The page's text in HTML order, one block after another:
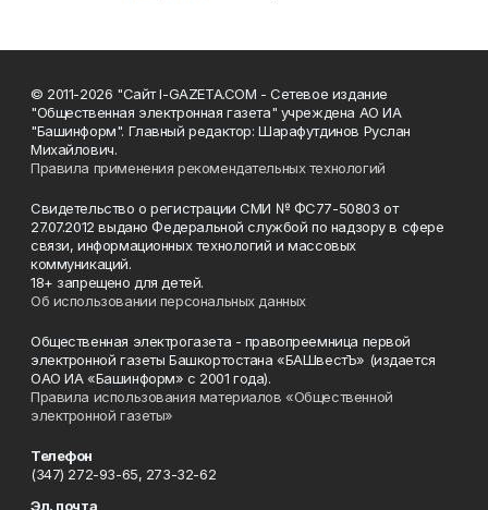
© 2011-2026 "Сайт I-GAZETA.COM - Сетевое издание
"Общественная электронная газета" учреждена АО ИА
"Башинформ". Главный редактор: Шарафутдинов Руслан
Михайлович.
Правила применения рекомендательных технологий
Свидетельство о регистрации СМИ № ФС77-50803 от
27.07.2012 выдано Федеральной службой по надзору в сфере
связи, информационных технологий и массовых
коммуникаций.
18+ запрещено для детей.
Об использовании персональных данных
Общественная электрогазета - правопреемница первой
электронной газеты Башкортостана «БАШвестЪ» (издается
ОАО ИА «Башинформ» с 2001 года).
Правила использования материалов «Общественной
электронной газеты»
Телефон
(347) 272-93-65, 273-32-62
Эл. почта